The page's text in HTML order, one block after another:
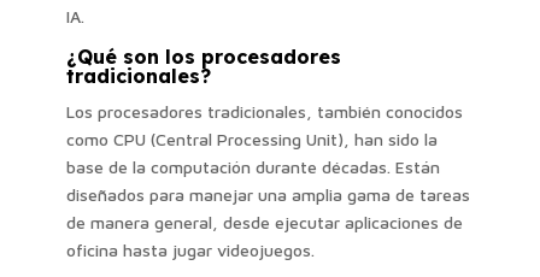
IA.
¿Qué son los procesadores
tradicionales?
Los procesadores tradicionales, también conocidos
como CPU (Central Processing Unit), han sido la
base de la computación durante décadas. Están
diseñados para manejar una amplia gama de tareas
de manera general, desde ejecutar aplicaciones de
oficina hasta jugar videojuegos.